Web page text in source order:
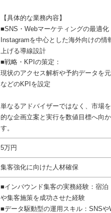
【具体的な業務内容】
■SNS・Webマーケティングの最適化
Instagramを中心とした海外向けの
上げる導線設計
■戦略・KPIの策定：
現状のアクセス解析や予約データを
などのKPIを設定
単なるアドバイザーではなく、市場
的な企画立案と実行を数値目標へ向
す。
5万円
集客強化に向けた人材確保
■インバウンド集客の実務経験：宿
や集客施策を成功させた経験
■データ駆動型の運用スキル：SNS